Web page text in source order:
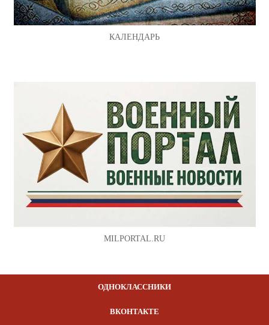
КАЛЕНДАРЬ
MILPORTAL.RU
ОДНОКЛАССНИКИ
ВКОНТАКТЕ